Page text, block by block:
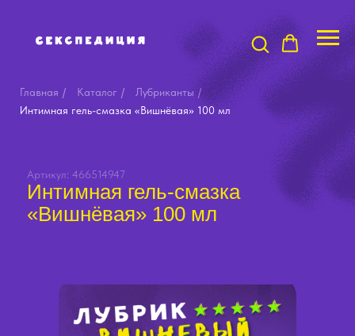
Главная / Каталог / Лубриканты /
Интимная гель-смазка «Вишнёвая» 100 мл
Артикул: 466514947
Интимная гель-смазка
«Вишнёвая» 100 мл